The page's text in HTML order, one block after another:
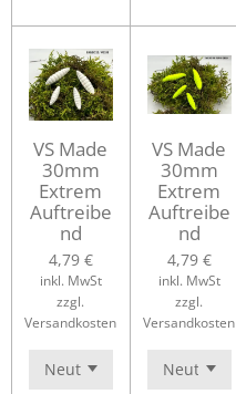
VS Made
30mm
Extrem
Auftreibe
nd
4,79 €
inkl. MwSt
zzgl.
Versandkosten
VS Made
30mm
Extrem
Auftreibe
nd
4,79 €
inkl. MwSt
zzgl.
Versandkosten